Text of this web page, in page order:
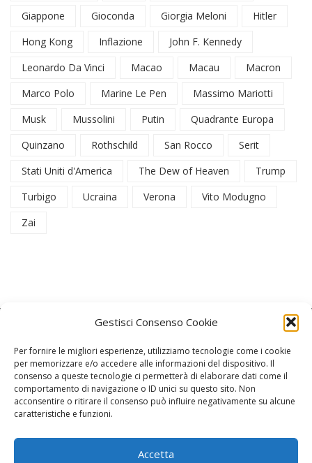
Gestisci Consenso Cookie
Per fornire le migliori esperienze, utilizziamo tecnologie come i cookie
per memorizzare e/o accedere alle informazioni del dispositivo. Il
consenso a queste tecnologie ci permetterà di elaborare dati come il
comportamento di navigazione o ID unici su questo sito. Non
acconsentire o ritirare il consenso può influire negativamente su alcune
caratteristiche e funzioni.
Accetta
Giappone
Gioconda Giorgia Meloni
Hitler
Hong Kong
Inflazione
John F. Kennedy
Leonardo Da Vinci
Macao Macau
Macron
Marco Polo
Marine Le Pen
Massimo Mariotti
Musk
Mussolini Putin
Quadrante Europa
Quinzano
Rothschild San Rocco
Serit
Stati Uniti d'America
The Dew of Heaven
Trump
Turbigo
Ucraina Verona
Vito Modugno
Zai
La Redazione
Direttore responsabile:
Critica Letteraria:Ambrogio Bianchi